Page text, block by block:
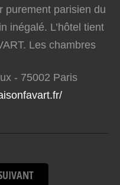
purement parisien du
inégalé. L’hôtel tient
Les chambres
- 75002 Paris